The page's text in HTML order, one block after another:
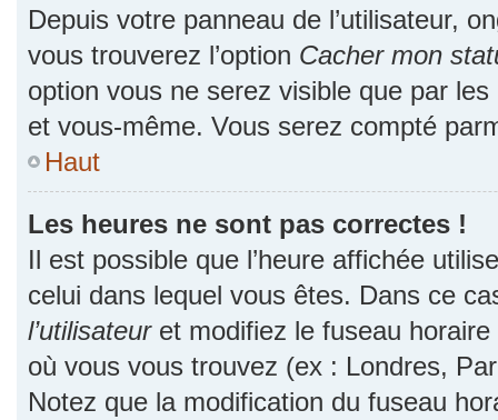
Depuis votre panneau de l’utilisateur,
vous trouverez l’option Cacher mon
option vous ne serez visible que par
et vous-même. Vous serez compté
Haut
Les heures ne sont pas correctes !
Il est possible que l’heure affichée
celui dans lequel vous êtes. Dans ce
l’utilisateuret modifiez le fuseau horaire
où vous vous trouvez (ex : Londres,
Notez que la modification du fuseau